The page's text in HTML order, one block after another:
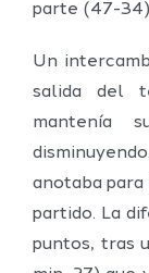
parte (47-
Un
salida del
mantenía
anotaba
partido. La
puntos, tras